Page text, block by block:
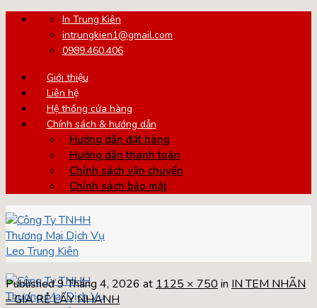
Skip
In Trung Kiên
intrungkien1@gmail.com
0989.460.406
Giới thiệu
Liên hệ
Hệ thống cửa hàng
Chính sách & hướng dẫn
Hướng dẫn đặt hàng
Hướng dẫn thanh toán
Chính sách vận chuyển
Chính sách bảo mật
Published9 Tháng 4, 2026 at 1125 × 750 in IN TEM NHÃN
– GIÁ RẺ LẤY NHANH